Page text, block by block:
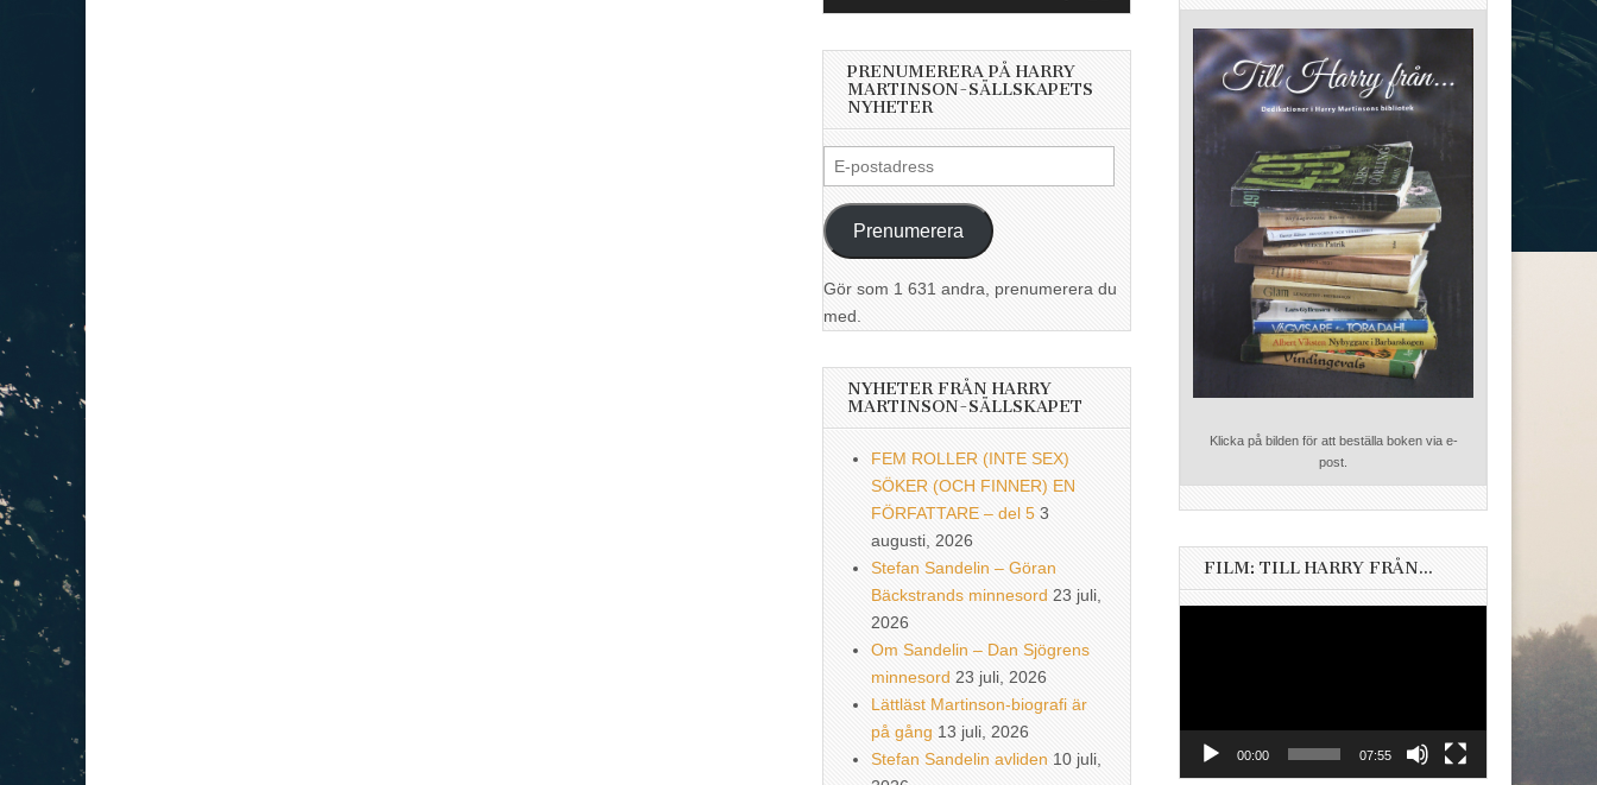
PRENUMERERA PÅ HARRY
MARTINSON-SÄLLSKAPETS
NYHETER
E-
postadress
Prenumerera
Gör som 1 631 andra, prenumerera du
med.
NYHETER FRÅN HARRY
MARTINSON-SÄLLSKAPET
FEM ROLLER (INTE SEX)
SÖKER (OCH FINNER) EN
FÖRFATTARE – del 5 3
augusti, 2026
Stefan Sandelin – Göran
Bäckstrands minnesord 23 juli,
2026
Om Sandelin – Dan Sjögrens
minnesord 23 juli, 2026
Lättläst Martinson-biografi är
på gång 13 juli, 2026
Stefan Sandelin avliden 10 juli,
Klicka på bilden för att beställa boken via e-
post.
FILM: TILL HARRY FRÅN…
00:00 07:55